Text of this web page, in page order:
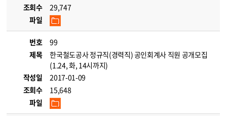
조회수
29,747
파일
번호
99
제목
한국철도공사 정규직(경력직) 공인회계사 직원 공개모집
(1.24, 화, 14시까지)
작성일
2017-01-09
조회수
15,648
파일